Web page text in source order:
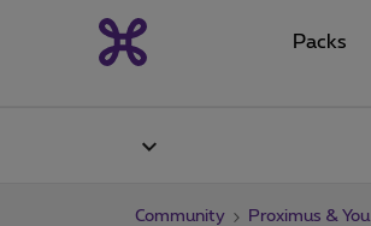
Packs
Community Proximus & You